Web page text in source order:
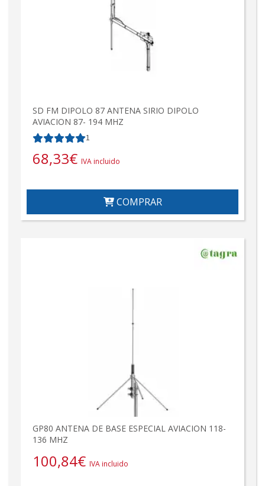
SD FM DIPOLO 87 ANTENA SIRIO DIPOLO
AVIACION 87- 194 MHZ
1
68,33€ IVA incluido
COMPRAR
GP80 ANTENA DE BASE ESPECIAL AVIACION 118-
136 MHZ
100,84€ IVA incluido